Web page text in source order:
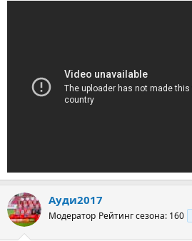
Ауди2017
Модератор Рейтинг сезона: 160